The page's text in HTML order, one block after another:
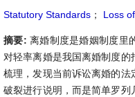
Statutory Standards ； Loss
摘要: 离婚制度是婚姻制度里
对轻率离婚是我国离婚制度
梳理，发现当前诉讼离婚的
破裂进行说明，而是简单罗列